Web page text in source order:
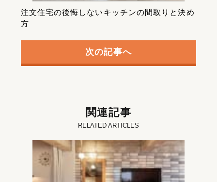
注文住宅の後悔しないキッチンの間取りと決め
方
次の記事へ
関連記事
RELATED ARTICLES